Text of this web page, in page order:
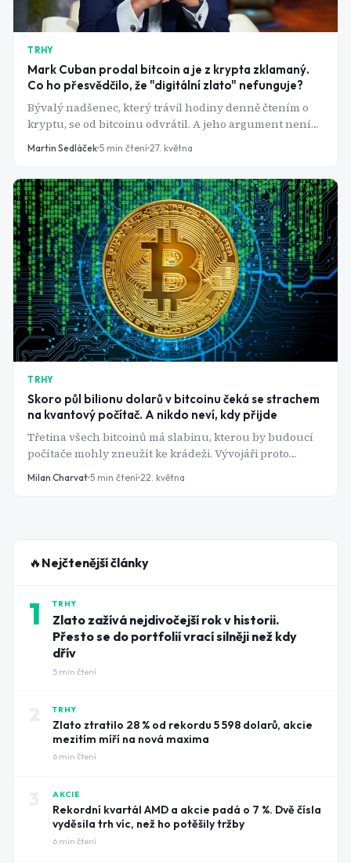
TRHY
Mark Cuban prodal bitcoin a je z krypta zklamaný.
Co ho přesvědčilo, že "digitální zlato" nefunguje?
Bývalý nadšenec, který trávil hodiny denně čtením o
kryptu, se od bitcoinu odvrátil. A jeho argument není
snadné odmítnout.
Martin Sedláček 5 min čtení 27. května
TRHY
Skoro půl bilionu dolarů v bitcoinu čeká se strachem
na kvantový počítač. A nikdo neví, kdy přijde
Třetina všech bitcoinů má slabinu, kterou by budoucí
počítače mohly zneužít ke krádeži. Vývojáři proto
mince.
Milan Charvat 5 min čtení 22. května
🔥 Nejčtenější články
1 TRHY
Zlato zažívá nejdivočejší rok v historii.
Přesto se do portfolií vrací silněji než kdy
dřív
5 min čtení
TRHY
Zlato ztratilo 28 % od rekordu 5 598 dolarů, akcie
mezitím míří na nová maxima
6 min čtení
AKCIE
Rekordní kvartál AMD a akcie padá o 7 %. Dvě čísla
vyděsila trh víc, než ho potěšily tržby
6 min čtení